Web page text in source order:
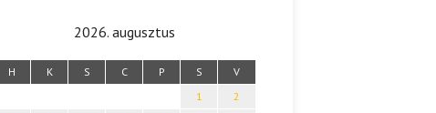
2026. augusztus
H K S C P S V
1
2